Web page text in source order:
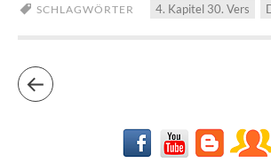
SCHLAGWÖRTER 4. Kapitel 30. Vers